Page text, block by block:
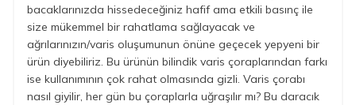
bacaklarınızda hissedeceğiniz hafif ama etkili basınç ile
size mükemmel bir rahatlama sağlayacak ve
ağrılarınızın/varis oluşumunun önüne geçecek yepyeni bir
ürün diyebiliriz. Bu ürünün bilindik varis çoraplarından farkı
ise kullanımının çok rahat olmasında gizli. Varis çorabı
nasıl giyilir, her gün bu çoraplarla uğraşılır mı? Bu daracık